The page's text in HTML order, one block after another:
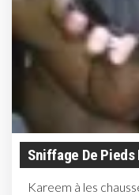
Sniffage De Pieds
Kareem à les